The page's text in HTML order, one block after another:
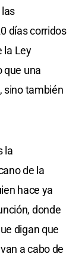
días corridos
la Ley
que una
sino también
la
de la
hace ya
donde
digan que
a cabo de